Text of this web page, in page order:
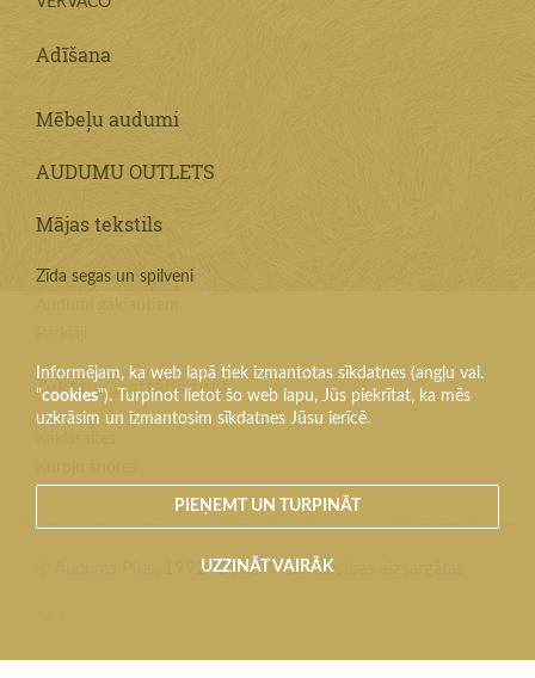
Informējam, ka web lapā tiek izmantotas sīkdatnes (angļu val.
"cookies"). Turpinot lietot šo web lapu, Jūs piekrītat, ka mēs
uzkrāsim un izmantosim sīkdatnes Jūsu ierīcē.
PIEŅEMT UN TURPINĀT
UZZINĀT VAIRĀK
Adīšana
Mēbeļu audumi
AUDUMU OUTLETS
Mājas tekstils
Zīda segas un spilveni
Tekstila izstrādājumi
© Audums Plus, 1992–2026. Visas tiesības aizsargātas